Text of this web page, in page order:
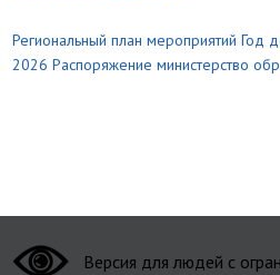
Региональный план мероприятий Год
2026 Распоряжение министерство
Версия для людей с